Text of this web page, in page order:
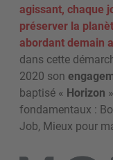
agissant, chaque
préserver la
abordant demain
dans cette
2020 son
baptisé « Horizon »
fondamentaux :
Job, Mieux pour